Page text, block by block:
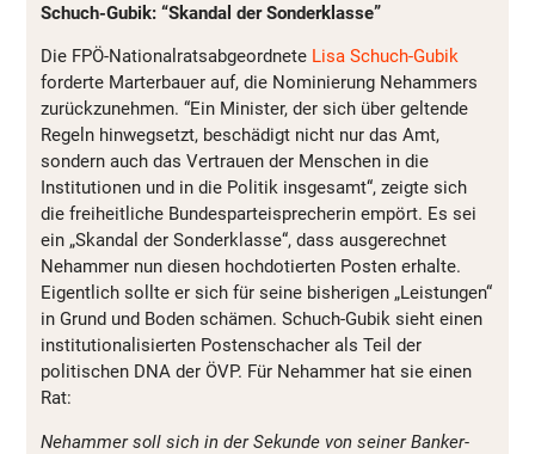
Schuch-Gubik: “Skandal der Sonderklasse”
Die FPÖ-Nationalratsabgeordnete Lisa Schuch-Gubik
forderte Marterbauer auf, die Nominierung Nehammers
zurückzunehmen. “Ein Minister, der sich über geltende
Regeln hinwegsetzt, beschädigt nicht nur das Amt,
sondern auch das Vertrauen der Menschen in die
Institutionen und in die Politik insgesamt“, zeigte sich
die freiheitliche Bundesparteisprecherin empört. Es sei
ein „Skandal der Sonderklasse“, dass ausgerechnet
Nehammer nun diesen hochdotierten Posten erhalte.
Eigentlich sollte er sich für seine bisherigen „Leistungen“
in Grund und Boden schämen. Schuch-Gubik sieht einen
institutionalisierten Postenschacher als Teil der
politischen DNA der ÖVP. Für Nehammer hat sie einen
Rat:
Nehammer soll sich in der Sekunde von seiner Banker-